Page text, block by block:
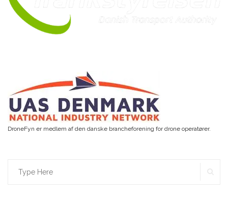
DroneFyn er medlem af den danske brancheforening for drone operatører.
Search